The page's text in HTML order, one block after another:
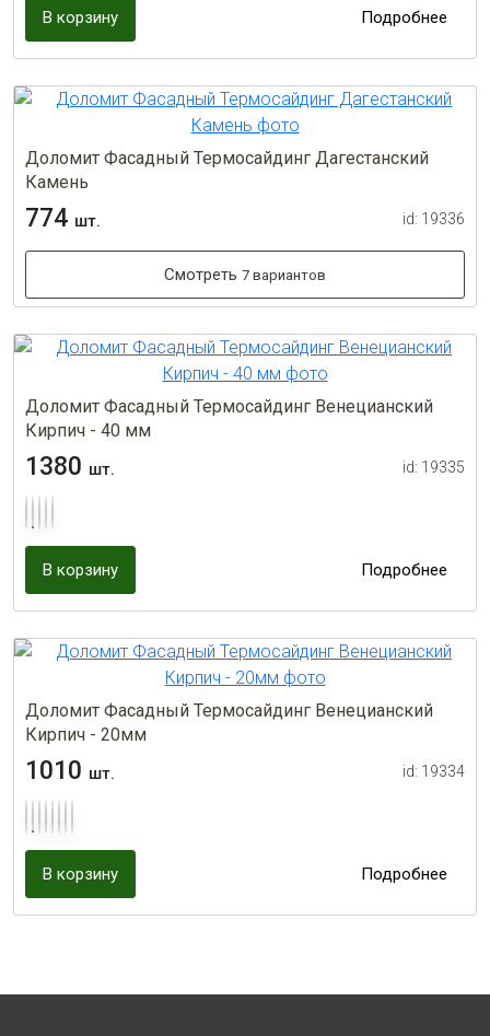
В корзину Подробнее
Доломит Фасадный Термосайдинг Дагестанский
Камень
774 шт. id: 19336
Смотреть 7 вариантов
Доломит Фасадный Термосайдинг Венецианский
Кирпич - 40 мм
1380 шт. id: 19335
В корзину Подробнее
Доломит Фасадный Термосайдинг Венецианский
Кирпич - 20мм
1010 шт. id: 19334
В корзину Подробнее